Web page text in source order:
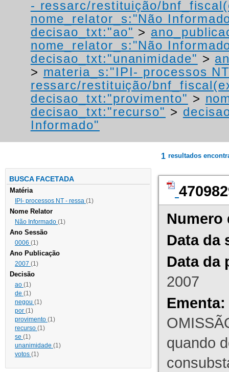
- ressarc/restituição/
nome_relator_s:"Não
decisao_txt:"ao" >
nome_relator_s:"Não
decisao_txt:"unanimidade" >
> materia_s:"IPI- processos
ressarc/restituição/
decisao_txt:"provimento" >
decisao_txt:"recurso" >
Informado"
BUSCA FACETADA
Matéria
IPI- processos NT - ressa (1)
Nome Relator
Não Informado (1)
Ano Sessão
0006 (1)
Ano Publicação
2007 (1)
Decisão
ao (1)
de (1)
negou (1)
por (1)
provimento (1)
recurso (1)
se (1)
unanimidade (1)
votos (1)
1 resultados
Numero
Data da
Data da
2007
Ementa:
quando